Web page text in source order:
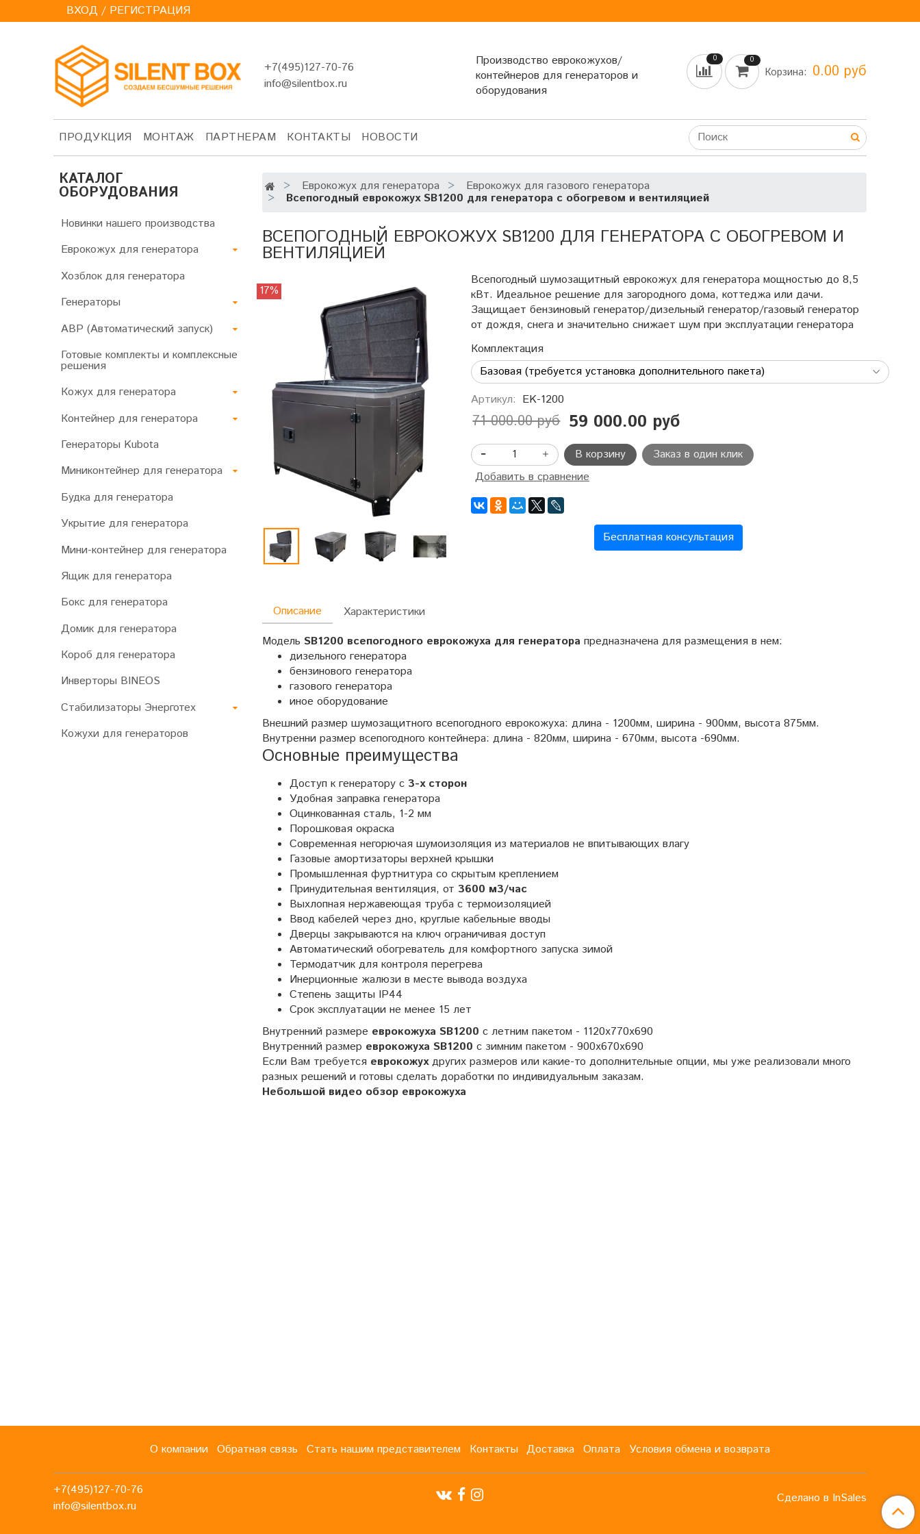
ВХОД / РЕГИСТРАЦИЯ
+7(495)127-70-76
info@silentbox.ru
Производство еврокожухов/
контейнеров для генераторов и
оборудования
0 0
Корзина: 0.00 руб
ПРОДУКЦИЯ МОНТАЖ ПАРТНЕРАМ КОНТАКТЫ НОВОСТИ
Еврокожух для генератора Еврокожух для газового генератора
Всепогодный еврокожух SB1200 для генератора с обогревом и вентиляцией
ВСЕПОГОДНЫЙ ЕВРОКОЖУХ SB1200 ДЛЯ ГЕНЕРАТОРА С ОБОГРЕВОМ И
ВЕНТИЛЯЦИЕЙ
17%
Всепогодный шумозащитный еврокожух для генератора мощностью до 8,5
кВт. Идеальное решение для загородного дома, коттеджа или дачи.
Защищает бензиновый генератор/дизельный генератор/газовый генератор
от дождя, снега и значительно снижает шум при эксплуатации генератора
Комплектация
Артикул: EK-1200
71 000.00 руб 59 000.00 руб
В корзину
Заказ в один клик
Добавить в сравнение
Бесплатная консультация
Описание
Модель SB1200 всепогодного еврокожуха для генератора предназначена для размещения в нем:
дизельного генератора
бензинового генератора
газового генератора
иное оборудование
Внешний размер шумозащитного всепогодного еврокожуха: длина - 1200мм, ширина - 900мм, высота 875мм.
Внутренни размер всепогодного контейнера: длина - 820мм, ширина - 670мм, высота -690мм.
Основные преимущества
Доступ к генератору с 3-х сторон
Удобная заправка генератора
Оцинкованная сталь, 1-2 мм
Порошковая окраска
Современная негорючая шумоизоляция из материалов не впитывающих влагу
Газовые амортизаторы верхней крышки
Промышленная фуртнитура со скрытым креплением
Принудительная вентиляция, от 3600 м3/час
Выхлопная нержавеющая труба с термоизоляцией
Ввод кабелей через дно, круглые кабельные вводы
Дверцы закрываются на ключ ограничивая доступ
Автоматический обогреватель для комфортного запуска зимой
Термодатчик для контроля перегрева
Инерционные жалюзи в месте вывода воздуха
Степень защиты IP44
Срок эксплуатации не менее 15 лет
Внутренний размере еврокожуха SB1200 с летним пакетом - 1120x770x690
Внутренний размер еврокожуха SB1200 с зимним пакетом - 900x670x690
Если Вам требуется еврокожухдругих размеров или какие-то дополнительные опции, мы уже реализовали много
разных решений и готовы сделать доработки по индивидуальным заказам.
Небольшой видео обзор еврокожуха
Характеристики
КАТАЛОГ
ОБОРУДОВАНИЯ
Новинки нашего производства
Еврокожух для генератора
Хозблок для генератора
Генераторы
АВР (Автоматический запуск)
Готовые комплекты и комплексные
решения
Кожух для генератора
Контейнер для генератора
Генераторы Kubota
Миниконтейнер для генератора
Будка для генератора
Укрытие для генератора
Мини-контейнер для генератора
Ящик для генератора
Бокс для генератора
Домик для генератора
Короб для генератора
Инверторы BINEOS
Стабилизаторы Энерготех
Кожухи для генераторов
О компании Обратная связь Стать нашим представителем Контакты Доставка Оплата Условия обмена и возврата
+7(495)127-70-76
info@silentbox.ru
Сделано в InSales